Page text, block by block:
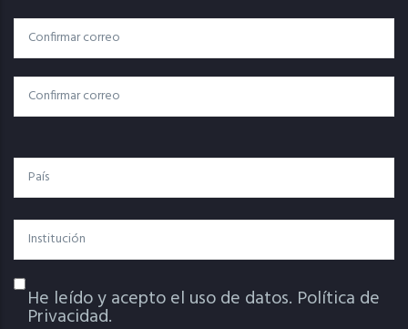
Correo
Electrónico
Correo Electrónico
Confirmar Correo
País
Institución
Política De Privacidad
He leído y acepto el uso de datos. Política de
Privacidad.